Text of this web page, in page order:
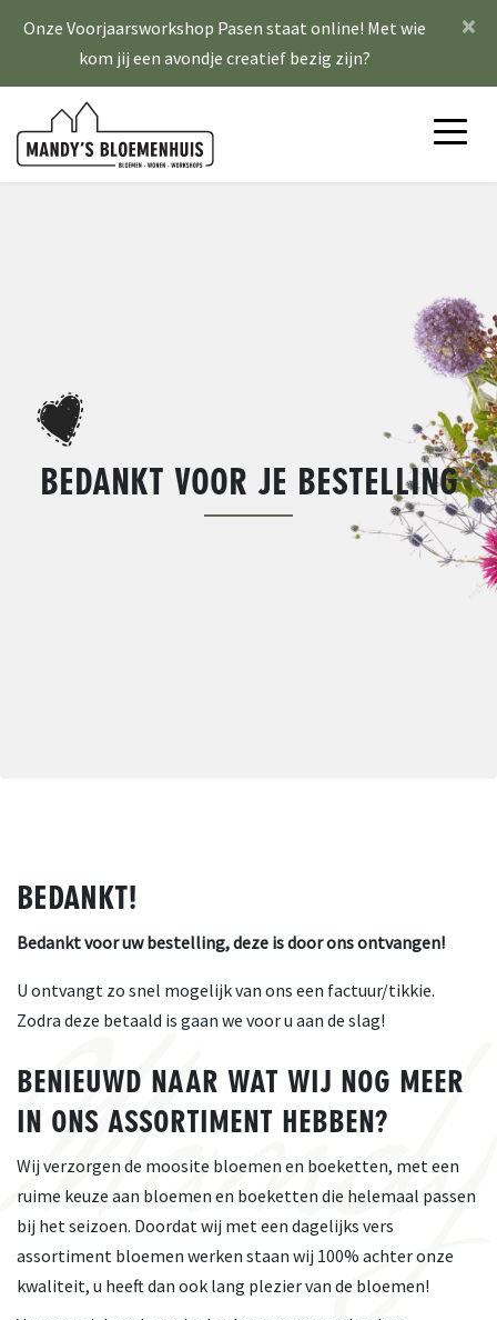
×
Onze Voorjaarsworkshop Pasen staat online! Met wie
kom jij een avondje creatief bezig zijn?
BEDANKT VOOR JE BESTELLING
BEDANKT!
Bedankt voor uw bestelling, deze is door ons ontvangen!
U ontvangt zo snel mogelijk van ons een factuur/tikkie.
Zodra deze betaald is gaan we voor u aan de slag!
BENIEUWD NAAR WAT WIJ NOG MEER
IN ONS ASSORTIMENT HEBBEN?
Wij verzorgen de moosite bloemen en boeketten, met een
ruime keuze aan bloemen en boeketten die helemaal passen
bij het seizoen. Doordat wij met een dagelijks vers
assortiment bloemen werken staan wij 100% achter onze
kwaliteit, u heeft dan ook lang plezier van de bloemen!